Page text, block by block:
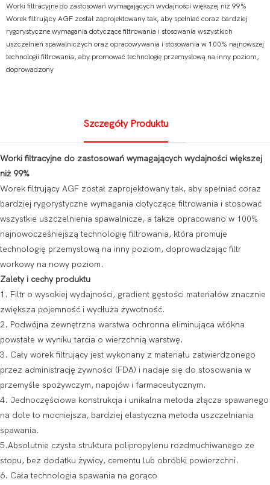
Worki filtracyjne do zastosowań wymagających wydajności większej niż 99%
Worek filtrujący AGF został zaprojektowany tak, aby spełniać coraz bardziej
rygorystyczne wymagania dotyczące filtrowania i stosowania wszystkich
uszczelnień spawalniczych oraz opracowywania i stosowania w 100% najnowszej
technologii filtrowania, aby promować technologię przemysłową na inny poziom,
doprowadzony
Szczegóły Produktu
Worki filtracyjne do zastosowań wymagających wydajności większej
niż 99%
Worek filtrujący AGF został zaprojektowany tak, aby spełniać coraz
bardziej rygorystyczne wymagania dotyczące filtrowania i stosować
wszystkie uszczelnienia spawalnicze, a także opracowano w 100%
najnowocześniejszą technologię filtrowania, która promuje
technologię przemysłową na inny poziom, doprowadzając filtr
workowy na nowy poziom.
Zalety i cechy produktu
1. Filtr o wysokiej wydajności, gradient gęstości materiałów znacznie
zwiększa pojemność i wydłuża żywotność.
2. Podwójna zewnętrzna warstwa ochronna eliminująca włókna
powstałe w wyniku tarcia o wierzchnią warstwę.
3. Cały worek filtrujący jest wykonany z materiału zatwierdzonego
przez administrację żywności (FDA) i nadaje się do stosowania w
przemyśle spożywczym, napojów i farmaceutycznym.
4. Jednoczęściowa konstrukcja i unikalna metoda złącza spawanego
na dole to mocniejsza, bardziej elastyczna metoda uszczelniania
spawania.
5.Absolutnie czysta struktura polipropylenu rozdmuchiwanego ze
stopu, bez dodatku żywicy, cementu lub obróbki powierzchni.
6. Cała technologia spawania na gorąco